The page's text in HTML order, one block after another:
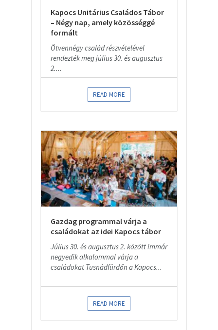
Kapocs Unitárius Családos Tábor
– Négy nap, amely közösséggé
formált
Ötvennégy család részvételével
rendezték meg július 30. és augusztus
2....
READ MORE
Gazdag programmal várja a
családokat az idei Kapocs tábor
Július 30. és augusztus 2. között immár
negyedik alkalommal várja a
családokat Tusnádfürdőn a Kapocs...
READ MORE